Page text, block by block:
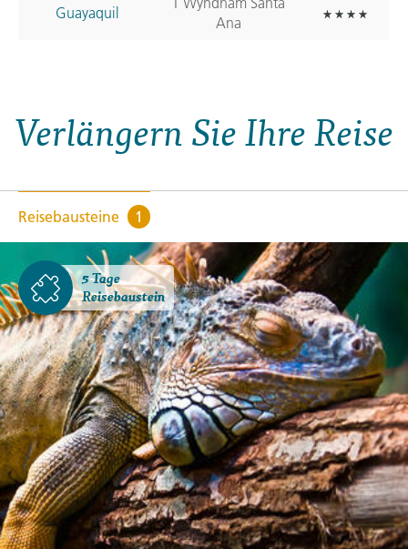
Guayaquil
Ana
Verlängern Sie Ihre Reise
Reisebausteine 1
5 Tage
Reisebaustein